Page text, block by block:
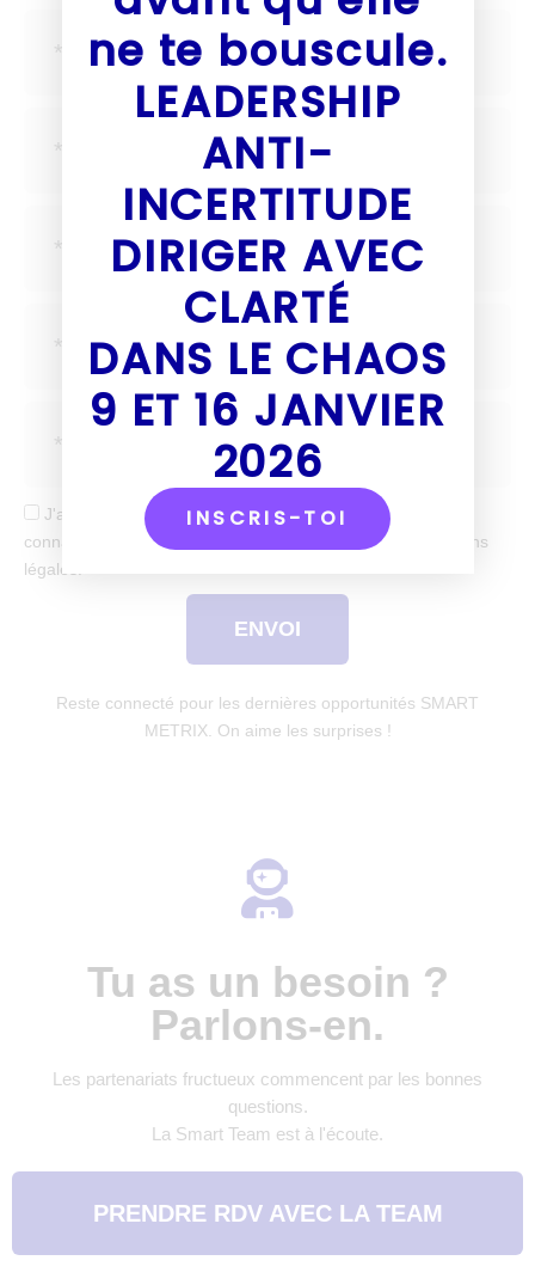
J'accepte de recevoir tes mails et confirme avoir pris
connaissance de votre politique de confidentialité et mentions
légales.
ENVOI
Reste connecté pour les dernières opportunités SMART
METRIX. On aime les surprises !
Tu as un besoin ?
Parlons-en.
Les partenariats fructueux commencent par les bonnes
questions.
La Smart Team est à l'écoute.
PRENDRE RDV AVEC LA TEAM
ne te bouscule.
LEADERSHIP
ANTI-
INCERTITUDE
DIRIGER AVEC
CLARTÉ
DANS LE CHAOS
9 ET 16 JANVIER
2026
INSCRIS-TOI